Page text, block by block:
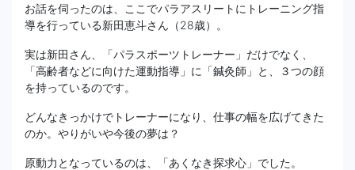
お話を伺ったのは、ここでパラアスリートにトレーニング指
導を行っている新田恵斗さん（28歳）。
実は新田さん、「パラスポーツトレーナー」だけでなく、
「高齢者などに向けた運動指導」に「鍼灸師」と、３つの顔
を持っているのです。
どんなきっかけでトレーナーになり、仕事の幅を広げてきた
のか。やりがいや今後の夢は？
原動力となっているのは、「あくなき探求心」でした。